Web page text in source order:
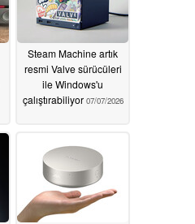
Steam Machine artık
resmi Valve sürücüleri
ile Windows'u
çalıştırabiliyor 07/07/2026